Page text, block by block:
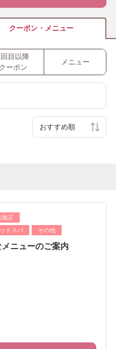
クーポン・メニュー
目以降
クーポン
メニュー
矯正
ドスパ その他
ニューのご案内